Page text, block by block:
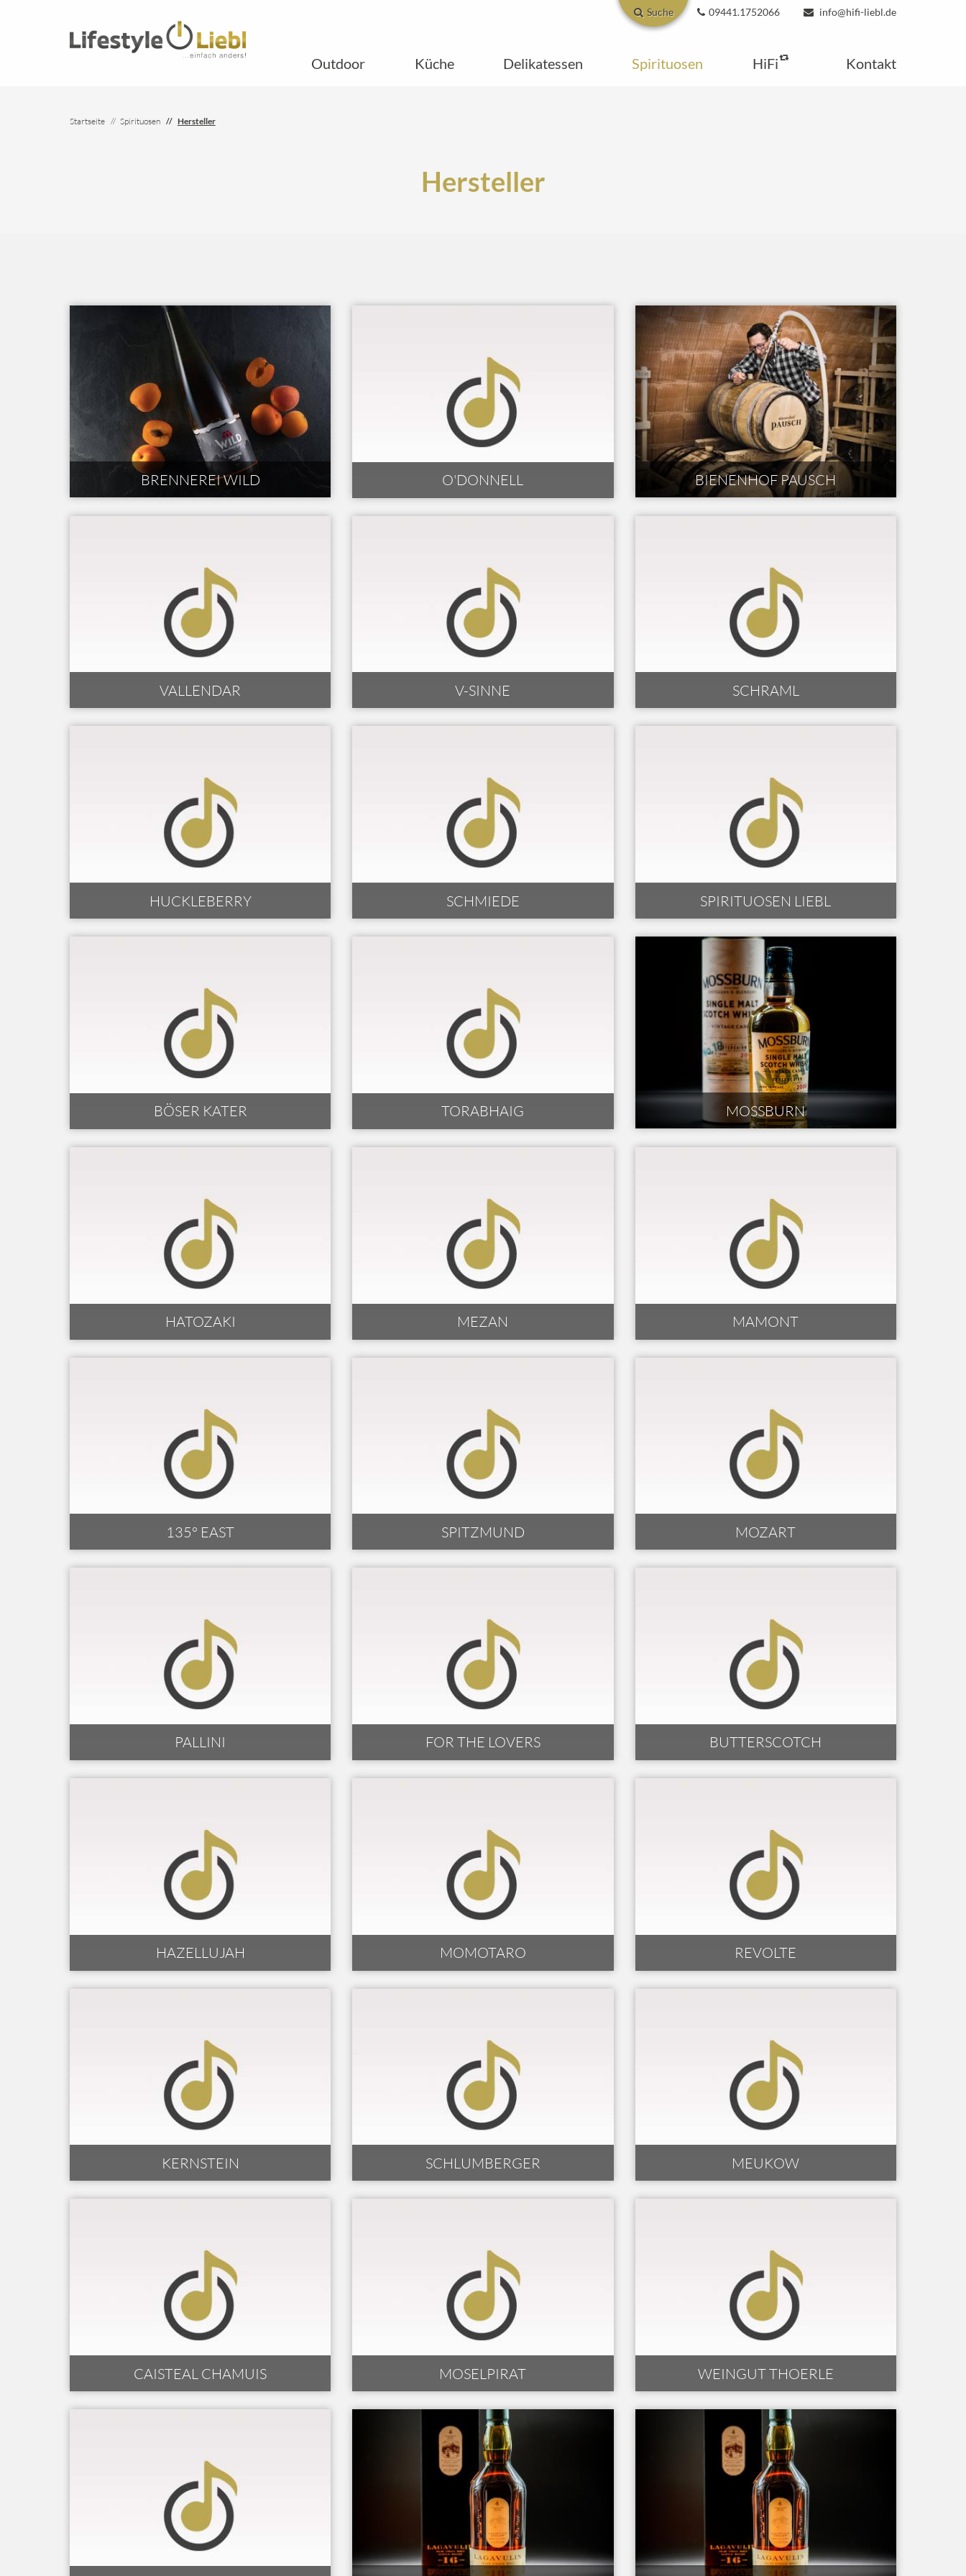
Suche 09441.1752066 info@hifi-liebl.de
Outdoor Küche Delikatessen Spirituosen HiFi Kontakt
Startseite Spirituosen Hersteller
Hersteller
BRENNEREI WILD O'DONNELL BIENENHOF PAUSCH
VALLENDAR V-SINNE SCHRAML
HUCKLEBERRY SCHMIEDE SPIRITUOSEN LIEBL
BÖSER KATER TORABHAIG MOSSBURN
HATOZAKI MEZAN MAMONT
135° EAST SPITZMUND MOZART
PALLINI FOR THE LOVERS BUTTERSCOTCH
HAZELLUJAH MOMOTARO REVOLTE
KERNSTEIN SCHLUMBERGER MEUKOW
CAISTEAL CHAMUIS MOSELPIRAT WEINGUT THOERLE